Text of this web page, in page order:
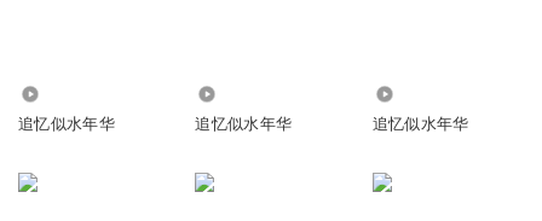
追忆似水年华 追忆似水年华 追忆似水年华